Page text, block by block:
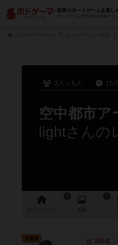
世界のボードゲームを楽し
ボードゲーム専門の総合情報サイト
3人～5人 15
空中都市ア
lightさんの
ゲーム 画像
205名
大賢者